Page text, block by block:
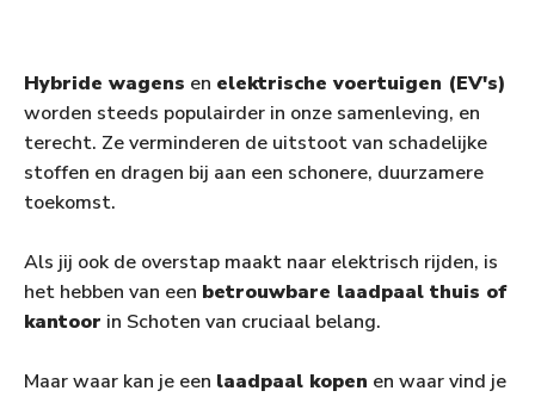
Hybride wagens en elektrische voertuigen (EV's)
worden steeds populairder in onze samenleving, en
terecht. Ze verminderen de uitstoot van schadelijke
stoffen en dragen bij aan een schonere, duurzamere
toekomst.
Als jij ook de overstap maakt naar elektrisch rijden, is
het hebben van een betrouwbare laadpaal thuis of
kantoor in Schoten van cruciaal belang.
Maar waar kan je een laadpaal kopen en waar vind je